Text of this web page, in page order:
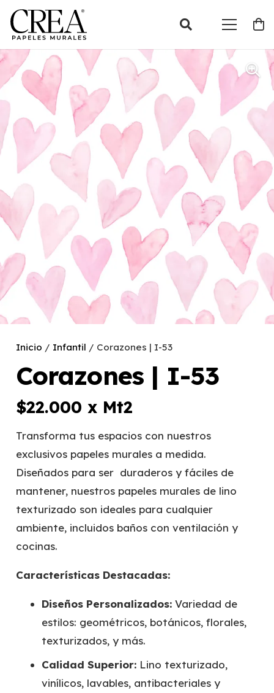
Inicio / Infantil / Corazones | I-53
Corazones | I-53
$22.000 x Mt2
Transforma tus espacios con nuestros
exclusivos papeles murales a medida.
Diseñados para ser duraderos y fáciles de
mantener, nuestros papeles murales de lino
texturizado son ideales para cualquier
ambiente, incluidos baños con ventilación y
cocinas.
Características Destacadas:
Diseños Personalizados: Variedad de
estilos: geométricos, botánicos, florales,
texturizados, y más.
Calidad Superior: Lino texturizado,
vinílicos, lavables, antibacteriales y